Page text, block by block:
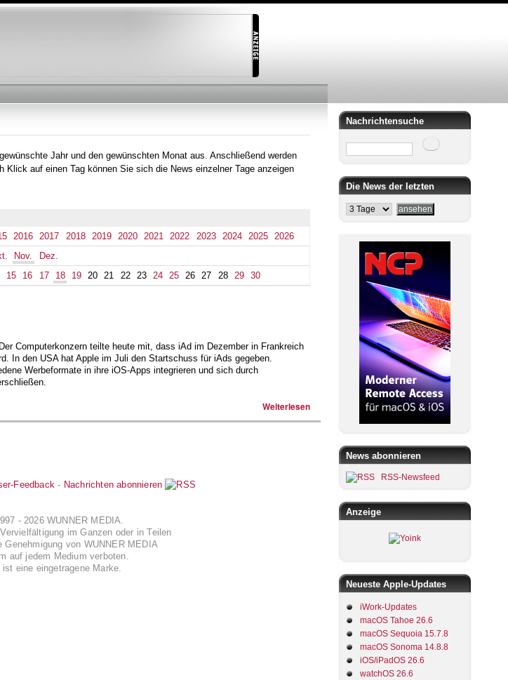
Direkt
Jahr und den gewünschten Monat aus. Anschließend werden
auf einen Tag können Sie sich die News einzelner Tage anzeigen
2016 2017 2018 2019 2020 2021 2022 2023 2024 2025
2026
Nov.
Dez.
15 16 17 18 19 20 21 22 23 24 25 26 27 28 29 30
Computerkonzern teilte heute mit, dass iAd im Dezember in Frankreich
In den USA hat Apple im Juli den Startschuss für iAds gegeben.
Werbeformate in ihre iOS-Apps integrieren und sich durch
Weiterlesen
Feedback - Nachrichten abonnieren
- 2026 WUNNER MEDIA.
im Ganzen oder in Teilen
Genehmigung von WUNNER MEDIA
auf jedem Medium verboten.
eine eingetragene Marke.
Nachrichtensuche
Suche
Die News der letzten
News abonnieren
RSS-Newsfeed
Anzeige
Neueste Apple-Updates
iWork-Updates
macOS Tahoe 26.6
macOS Sequoia 15.7.8
macOS Sonoma 14.8.8
iOS/iPadOS 26.6
watchOS 26.6